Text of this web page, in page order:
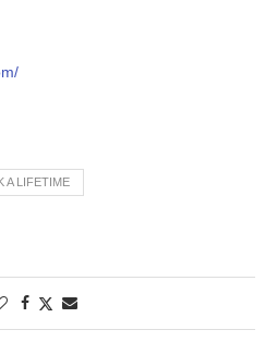
A LIFETIME